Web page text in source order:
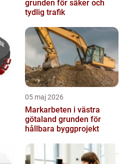
grunden för säker och
tydlig trafik
05 maj 2026
Markarbeten i västra
götaland grunden för
hållbara byggprojekt